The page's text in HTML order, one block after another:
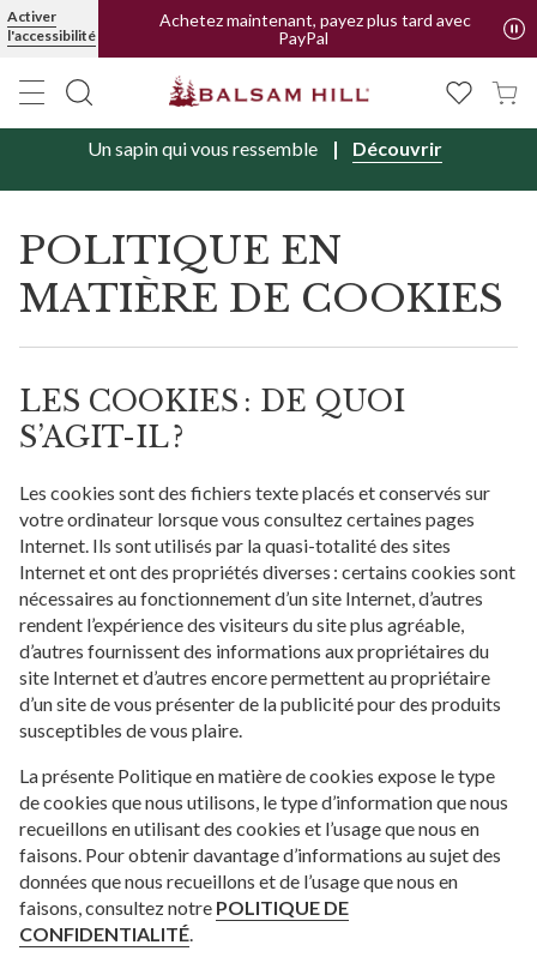
Activer
l'accessibilité
Achetez maintenant, payez plus tard avec
PayPal
Un sapin qui vous ressemble Découvrir
POLITIQUE EN
MATIÈRE DE COOKIES
LES COOKIES : DE QUOI
S’AGIT-IL ?
Les cookies sont des fichiers texte placés et conservés sur
votre ordinateur lorsque vous consultez certaines pages
Internet. Ils sont utilisés par la quasi-totalité des sites
Internet et ont des propriétés diverses : certains cookies sont
nécessaires au fonctionnement d’un site Internet, d’autres
rendent l’expérience des visiteurs du site plus agréable,
d’autres fournissent des informations aux propriétaires du
site Internet et d’autres encore permettent au propriétaire
d’un site de vous présenter de la publicité pour des produits
susceptibles de vous plaire.
La présente Politique en matière de cookies expose le type
de cookies que nous utilisons, le type d’information que nous
recueillons en utilisant des cookies et l’usage que nous en
faisons. Pour obtenir davantage d’informations au sujet des
données que nous recueillons et de l’usage que nous en
faisons, consultez notre POLITIQUE DE
CONFIDENTIALITÉ.